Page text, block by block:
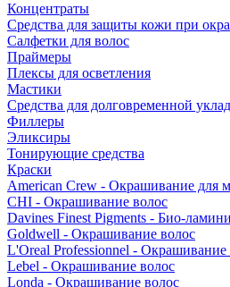
Концентраты
Средства для защиты кожи при
Салфетки для волос
Праймеры
Плексы для осветления
Мастики
Средства для долговременной
Филлеры
Эликсиры
Тонирующие средства
Краски
American Crew - Окрашивание для
CHI - Окрашивание волос
Davines Finest Pigments - Био-
Goldwell - Окрашивание волос
L'Oreal Professionnel - Окрашивание
Lebel - Окрашивание волос
Londa - Окрашивание волос